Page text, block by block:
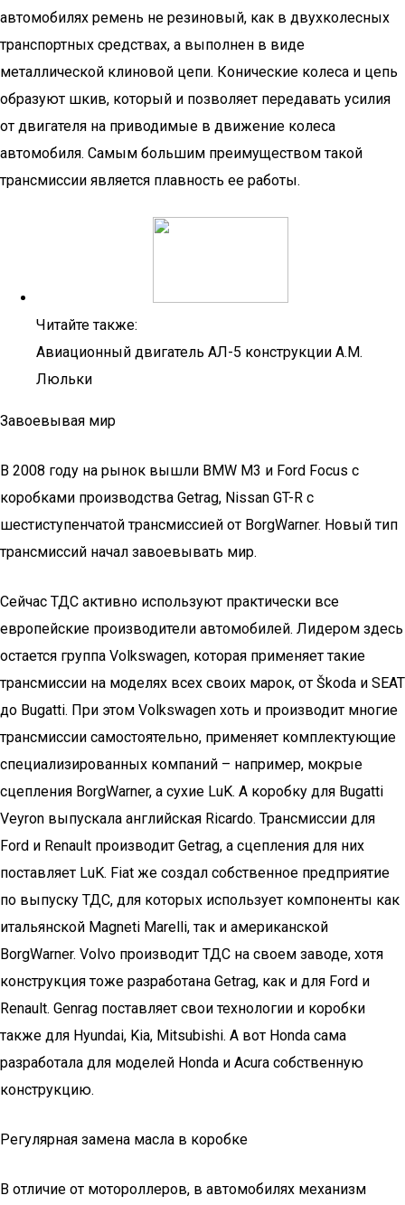
автомобилях ремень не резиновый, как в двухколесных
транспортных средствах, а выполнен в виде
металлической клиновой цепи. Конические колеса и цепь
образуют шкив, который и позволяет передавать усилия
от двигателя на приводимые в движение колеса
автомобиля. Самым большим преимуществом такой
трансмиссии является плавность ее работы.
Читайте также:
Авиационный двигатель АЛ-5 конструкции А.М.
Люльки
Завоевывая мир
В 2008 году на рынок вышли BMW M3 и Ford Focus с
коробками производства Getrag, Nissan GT-R с
шестиступенчатой трансмиcсией от BorgWarner. Новый тип
трансмиссий начал завоевывать мир.
Сейчас ТДС активно используют практически все
европейские производители автомобилей. Лидером здесь
остается группа Volkswagen, которая применяет такие
трансмиссии на моделях всех своих марок, от Škoda и SEAT
до Bugatti. При этом Volkswagen хоть и производит многие
трансмиссии самостоятельно, применяет комплектующие
специализированных компаний – например, мокрые
сцепления BorgWarner, а сухие LuK. А коробку для Bugatti
Veyron выпускала английская Ricardo. Трансмиссии для
Ford и Renault производит Getrag, а сцепления для них
поставляет LuK. Fiat же создал собственное предприятие
по выпуску ТДС, для которых использует компоненты как
итальянской Magneti Marelli, так и американской
BorgWarner. Volvo производит ТДС на своем заводе, хотя
конструкция тоже разработана Getrag, как и для Ford и
Renault. Genrag поставляет свои технологии и коробки
также для Hyundai, Kia, Mitsubishi. А вот Honda сама
разработала для моделей Honda и Acura собственную
конструкцию.
Регулярная замена масла в коробке
В отличие от мотороллеров, в автомобилях механизм